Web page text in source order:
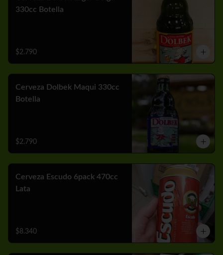
330cc Botella
$2.790
Cerveza Dolbek Maqui 330cc
Botella
$2.790
Cerveza Escudo 6pack 470cc
Lata
$8.340